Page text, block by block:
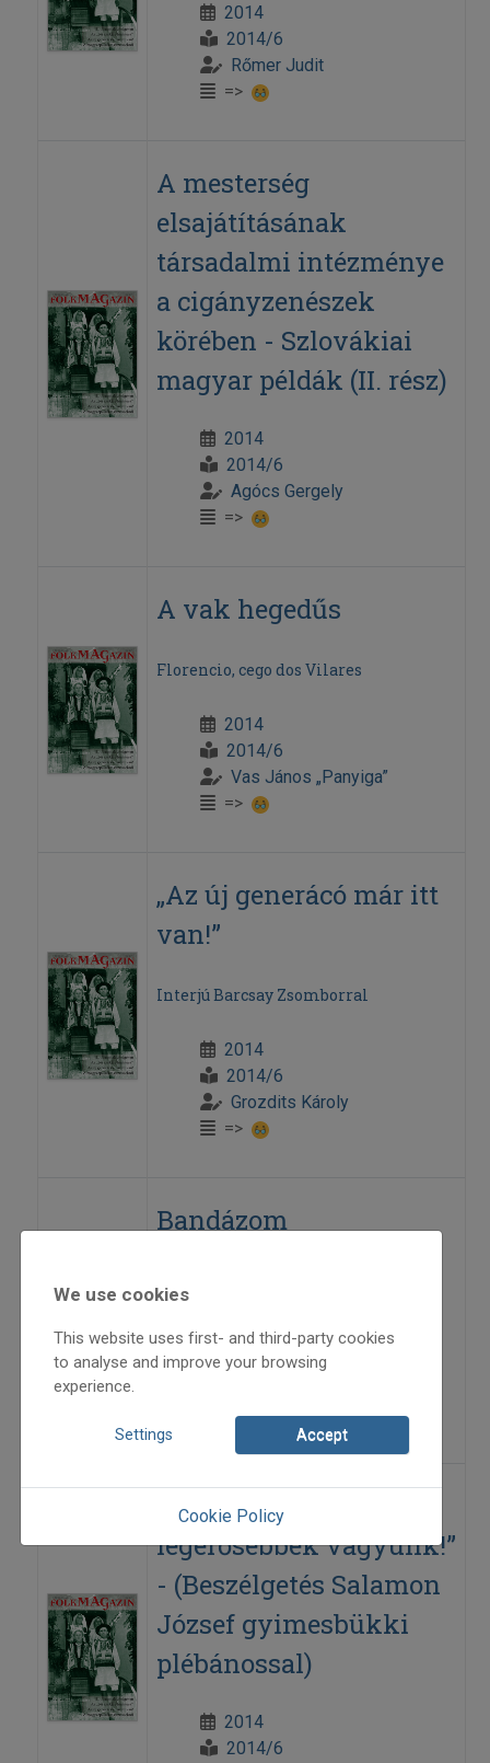
2014
2014/6
Rőmer Judit
=>
A mesterség
elsajátításának
társadalmi intézménye
a cigányzenészek
körében - Szlovákiai
magyar példák (II. rész)
2014
2014/6
Agócs Gergely
=>
A vak hegedűs
Florencio, cego dos Vilares
2014
2014/6
Vas János „Panyiga”
=>
„Az új generácó már itt
van!”
Interjú Barcsay Zsomborral
2014
2014/6
Grozdits Károly
=>
Bandázom
2014
2014/6
=>
„Én és az Isten a
legerősebbek vagyunk!”
- (Beszélgetés Salamon
József gyimesbükki
plébánossal)
2014
2014/6
We use cookies
This website uses first- and third-party cookies
to analyse and improve your browsing
experience.
Settings Accept
Cookie Policy